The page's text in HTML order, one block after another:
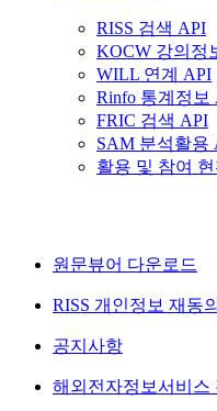
RISS 검색 API
KOCW 강의정
WILL 연계 API
Rinfo 통계정보
FRIC 검색 API
SAM 분석활용
활용 및 참여
원문뷰어 다운로드
RISS 개인정보 재동의
공지사항
해외전자정보서비스